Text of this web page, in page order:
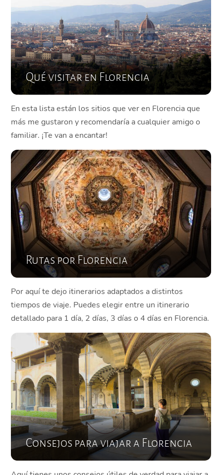
Qué visitar en Florencia
En esta lista están los sitios que ver en Florencia que
más me gustaron y recomendaría a cualquier amigo o
familiar. ¡Te van a encantar!
Rutas por Florencia
Por aquí te dejo itinerarios adaptados a distintos
tiempos de viaje. Puedes elegir entre un itinerario
detallado para 1 día, 2 días, 3 días o 4 días en Florencia.
Consejos para viajar a Florencia